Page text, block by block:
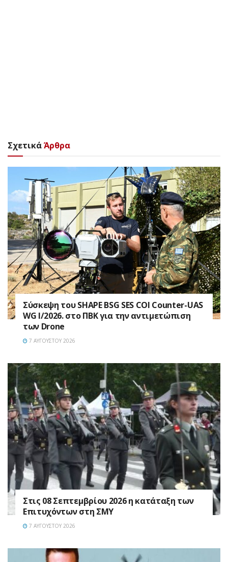
ΣχετικάΆρθρα
Σύσκεψη του SHAPE BSG SES COI Counter-UAS
WG I/2026. στο ΠΒΚ για την αντιμετώπιση
των Drone
7 ΑΥΓΟΎΣΤΟΥ 2026
Στις 08 Σεπτεμβρίου 2026 η κατάταξη των
Επιτυχόντων στη ΣΜΥ
7 ΑΥΓΟΎΣΤΟΥ 2026